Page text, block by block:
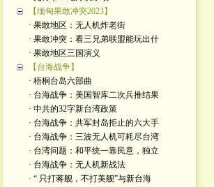
【缅甸果敢冲突2023】
· 果敢地区：无人机炸老街
· 果敢冲突：看三兄弟联盟能玩出什
· 果敢地区三国演义
【台海战争】
· 梧桐台岛六部曲
· 台海战争：美国智库二次兵推结果
· 中共的32字新台湾政策
· 台海战争：共军封岛拒止的六大手
· 台海战争：三波无人机可耗尽台湾
· 台湾问题：和平统一靠民意，独立
· 台海战争：无人机新战法
· “ 只打蒋舰，不打美舰”与新台海